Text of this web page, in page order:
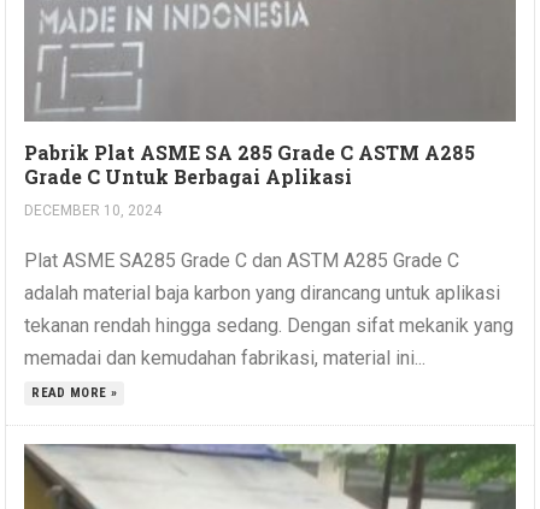
Pabrik Plat ASME SA 285 Grade C ASTM A285
Grade C Untuk Berbagai Aplikasi
DECEMBER 10, 2024
Plat ASME SA285 Grade C dan ASTM A285 Grade C
adalah material baja karbon yang dirancang untuk aplikasi
tekanan rendah hingga sedang. Dengan sifat mekanik yang
memadai dan kemudahan fabrikasi, material ini...
READ MORE »